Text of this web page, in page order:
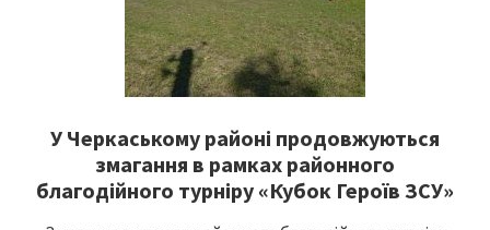
У Черкаському районі продовжуються
змагання в рамках районного
благодійного турніру «Кубок Героїв ЗСУ»